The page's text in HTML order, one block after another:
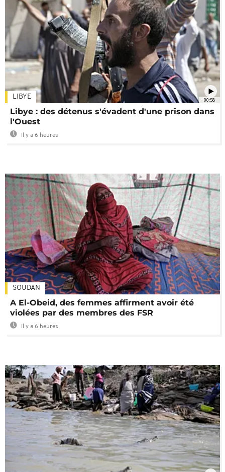
00:58
LIBYE
Libye : des détenus s'évadent d'une prison dans
l'Ouest
Il y a 6 heures
SOUDAN
A El-Obeid, des femmes affirment avoir été
violées par des membres des FSR
Il y a 6 heures